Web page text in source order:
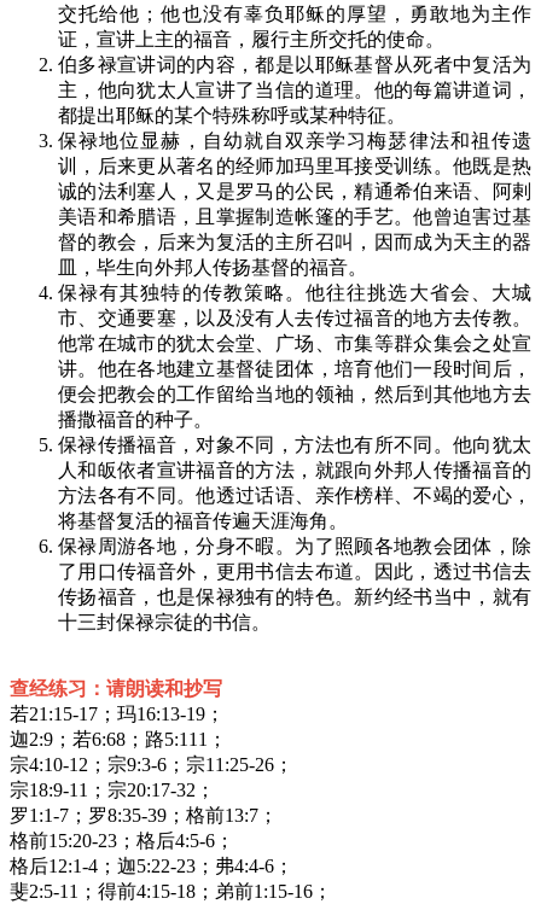
交托给他；他也没有辜负耶稣的厚望，勇敢地为主作
证，宣讲上主的福音，履行主所交托的使命。
伯多禄宣讲词的内容，都是以耶稣基督从死者中复活为
主，他向犹太人宣讲了当信的道理。他的每篇讲道词，
都提出耶稣的某个特殊称呼或某种特征。
保禄地位显赫，自幼就自双亲学习梅瑟律法和祖传遗
训，后来更从著名的经师加玛里耳接受训练。他既是热
诚的法利塞人，又是罗马的公民，精通希伯来语、阿剌
美语和希腊语，且掌握制造帐篷的手艺。他曾迫害过基
督的教会，后来为复活的主所召叫，因而成为天主的器
皿，毕生向外邦人传扬基督的福音。
保禄有其独特的传教策略。他往往挑选大省会、大城
市、交通要塞，以及没有人去传过福音的地方去传教。
他常在城市的犹太会堂、广场、市集等群众集会之处宣
讲。他在各地建立基督徒团体，培育他们一段时间后，
便会把教会的工作留给当地的领袖，然后到其他地方去
播撒福音的种子。
保禄传播福音，对象不同，方法也有所不同。他向犹太
人和皈依者宣讲福音的方法，就跟向外邦人传播福音的
方法各有不同。他透过话语、亲作榜样、不竭的爱心，
将基督复活的福音传遍天涯海角。
保禄周游各地，分身不暇。为了照顾各地教会团体，除
了用口传福音外，更用书信去布道。因此，透过书信去
传扬福音，也是保禄独有的特色。新约经书当中，就有
十三封保禄宗徒的书信。
查经练习：请朗读和抄写
若21:15-17；玛16:13-19；
迦2:9；若6:68；路5:111；
宗4:10-12；宗9:3-6；宗11:25-26；
宗18:9-11；宗20:17-32；
罗1:1-7；罗8:35-39；格前13:7；
格前15:20-23；格后4:5-6；
格后12:1-4；迦5:22-23；弗4:4-6；
斐2:5-11；得前4:15-18；弟前1:15-16；